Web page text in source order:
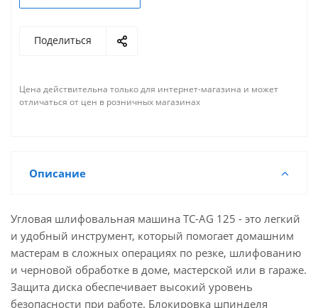
Поделиться
Цена действительна только для интернет-магазина и может
отличаться от цен в розничных магазинах
Описание
Угловая шлифовальная машина TC-AG 125 - это легкий
и удобный инструмент, который помогает домашним
мастерам в сложных операциях по резке, шлифованию
и черновой обработке в доме, мастерской или в гараже.
Защита диска обеспечивает высокий уровень
безопасности при работе. Блокировка шпинделя